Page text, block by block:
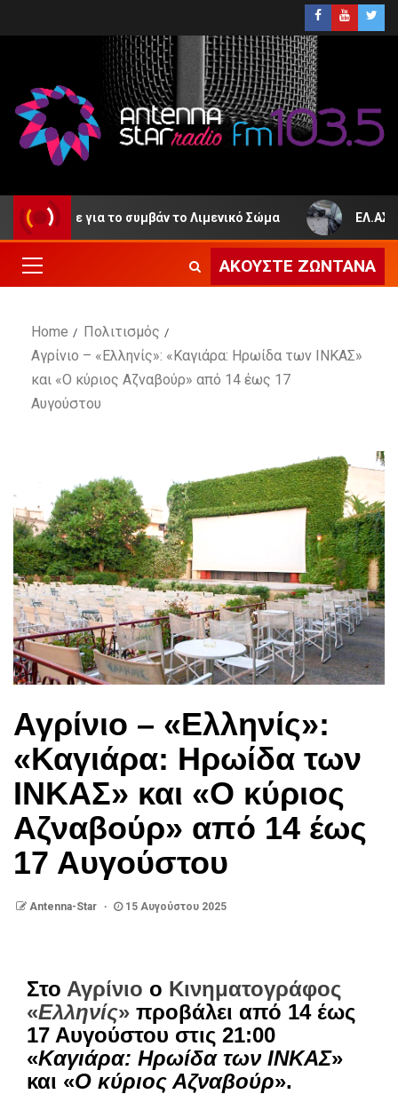
για το συμβάν το Λιμενικό Σώμα ΕΛ.ΑΣ. –
ΑΚΟΎΣΤΕ ΖΩΝΤΑΝΆ
Home
Πολιτισμός
Αγρίνιο – «Ελληνίς»: «Καγιάρα: Ηρωίδα των ΙΝΚΑΣ»
και «Ο κύριος Αζναβούρ» από 14 έως 17
Αυγούστου
Αγρίνιο – «Ελληνίς»:
«Καγιάρα: Ηρωίδα των
ΙΝΚΑΣ» και «Ο κύριος
Αζναβούρ» από 14 έως
17 Αυγούστου
Antenna-Star 15 Αυγούστου 2025
Στο Αγρίνιο ο Κινηματογράφος
«Ελληνίς» προβάλει από 14 έως
17 Αυγούστου στις 21:00
«Καγιάρα: Ηρωίδα των ΙΝΚΑΣ»
και «Ο κύριος Αζναβούρ».